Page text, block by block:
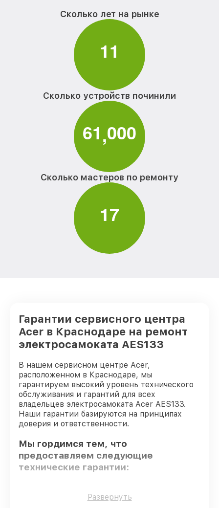
Сколько лет на рынке
11
Сколько устройств починили
61,000
Сколько мастеров по ремонту
17
Гарантии сервисного центра
Acer в Краснодаре на ремонт
электросамоката AES133
В нашем сервисном центре Acer,
расположенном в Краснодаре, мы
гарантируем высокий уровень технического
обслуживания и гарантий для всех
владельцев электросамоката Acer AES133.
Наши гарантии базируются на принципах
доверия и ответственности.
Мы гордимся тем, что
предоставляем следующие
технические гарантии:
Только фирменные комплектующие
Развернуть